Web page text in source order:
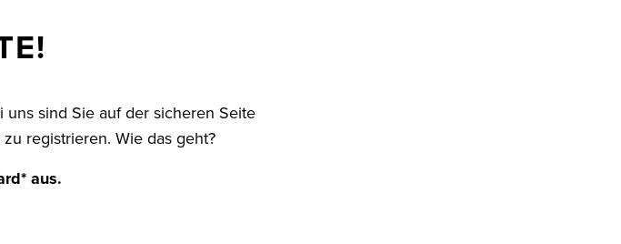
sind Sie auf der sicheren Seite
registrieren. Wie das geht?
aus.